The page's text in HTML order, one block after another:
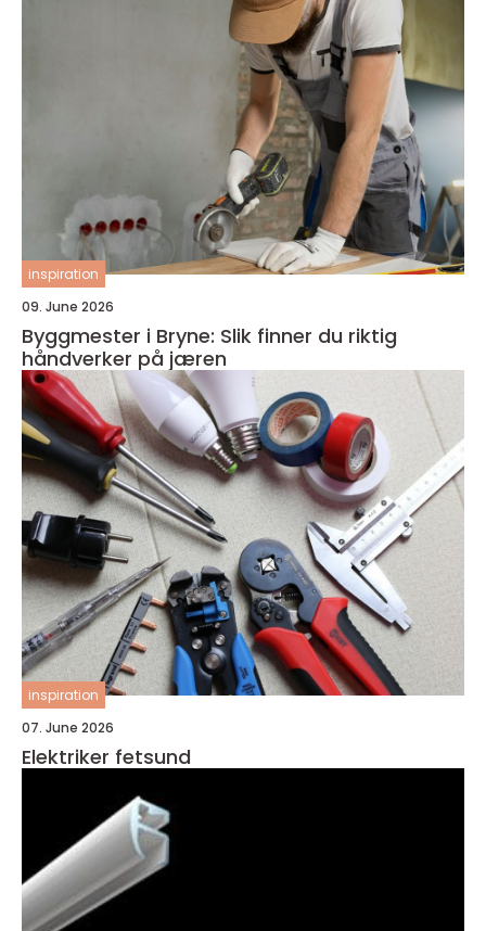
inspiration
09. June 2026
Byggmester i Bryne: Slik finner du riktig
håndverker på jæren
inspiration
07. June 2026
Elektriker fetsund